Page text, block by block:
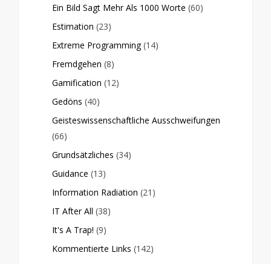
Ein Bild Sagt Mehr Als 1000 Worte (60)
Estimation (23)
Extreme Programming (14)
Fremdgehen (8)
Gamification (12)
Gedöns (40)
Geisteswissenschaftliche Ausschweifungen
(66)
Grundsätzliches (34)
Guidance (13)
Information Radiation (21)
IT After All (38)
It's A Trap! (9)
Kommentierte Links (142)